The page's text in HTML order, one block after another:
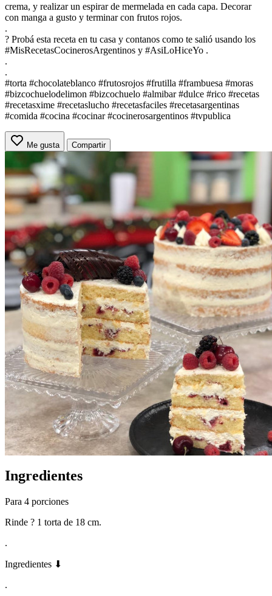
crema, y realizar un espirar de mermelada en cada capa. Decorar
con manga a gusto y terminar con frutos rojos.
.
? Probá esta receta en tu casa y contanos como te salió usando los
#MisRecetasCocinerosArgentinos y #AsiLoHiceYo .
.
.
#torta #chocolateblanco #frutosrojos #frutilla #frambuesa #moras
#bizcochuelodelimon #bizcochuelo #almibar #dulce #rico #recetas
#recetasxime #recetaslucho #recetasfaciles #recetasargentinas
#comida #cocina #cocinar #cocinerosargentinos #tvpublica
Me gusta Compartir
Ingredientes
Para 4 porciones
Rinde ? 1 torta de 18 cm.
.
Ingredientes ⬇
.